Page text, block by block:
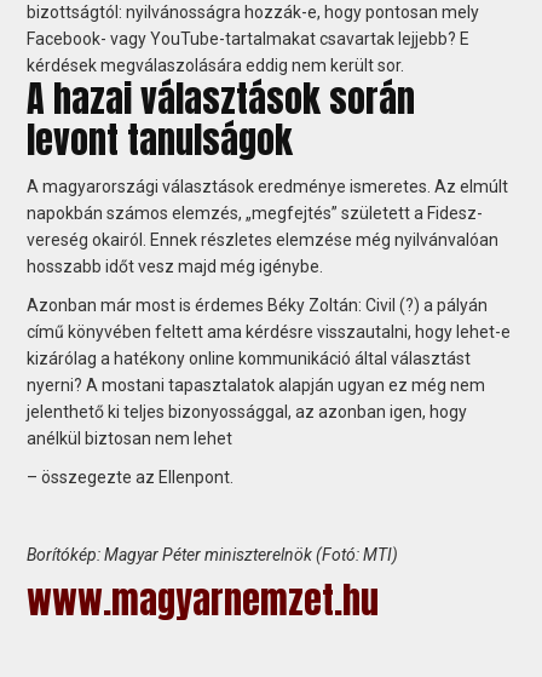
bizottságtól: nyilvánosságra hozzák-e, hogy pontosan mely
Facebook- vagy YouTube-tartalmakat csavartak lejjebb? E
kérdések megválaszolására eddig nem került sor.
A hazai választások során
levont tanulságok
A magyarországi választások eredménye ismeretes. Az elmúlt
napokbán számos elemzés, „megfejtés” született a Fidesz-
vereség okairól. Ennek részletes elemzése még nyilvánvalóan
hosszabb időt vesz majd még igénybe.
Azonban már most is érdemes Béky Zoltán: Civil (?) a pályán
című könyvében feltett ama kérdésre visszautalni, hogy lehet-e
kizárólag a hatékony online kommunikáció által választást
nyerni? A mostani tapasztalatok alapján ugyan ez még nem
jelenthető ki teljes bizonyossággal, az azonban igen, hogy
anélkül biztosan nem lehet
– összegezte az Ellenpont.
Borítókép: Magyar Péter miniszterelnök (Fotó: MTI)
www.magyarnemzet.hu